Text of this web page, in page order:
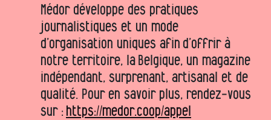
Médor développe des pratiques
journalistiques et un mode
d’organisation uniques afin d’offrir à
notre territoire, la Belgique, un magazine
indépendant, surprenant, artisanal et de
qualité. Pour en savoir plus, rendez-vous
sur : https://medor.coop/appel